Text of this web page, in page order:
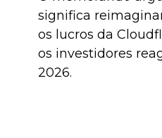
significa
os lucros da
os investidores
2026.